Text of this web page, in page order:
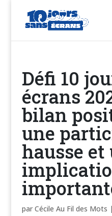
Défi 10
écrans
bilan
une
hausse et
par Cécile Au Fil des Mots |